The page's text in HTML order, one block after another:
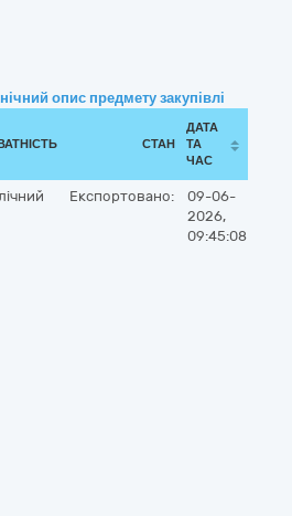
опис предмету закупівлі
СТАН
ДАТА
ТА
ЧАС
Експортовано:
09-06-
2026,
09:45:08